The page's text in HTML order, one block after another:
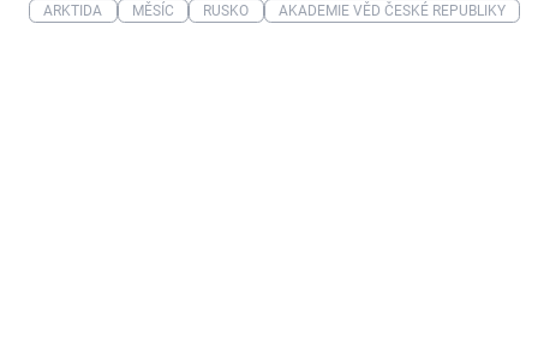
ARKTIDA
MĚSÍC RUSKO AKADEMIE VĚD ČESKÉ REPUBLIKY